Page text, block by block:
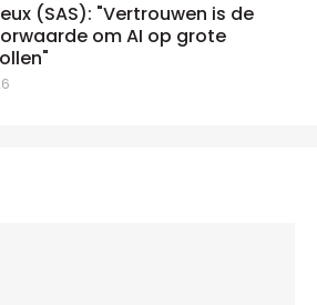
(SAS): "Vertrouwen is de
om AI op grote